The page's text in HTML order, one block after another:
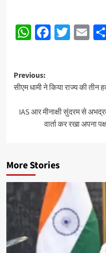
WhatsApp
Post
navigation
Previous:
सीएम धामी ने किया राज्य की
IAS आर मीनाक्षी सुंदरम से
वार्ता कर रखा अपना
More Stories